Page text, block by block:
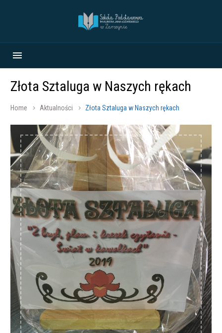
Złota Sztaluga w Naszych rękach
Home Aktualności Złota Sztaluga w Naszych rękach